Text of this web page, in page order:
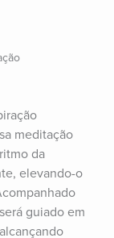
meditação
da
elevando-o
guiado em